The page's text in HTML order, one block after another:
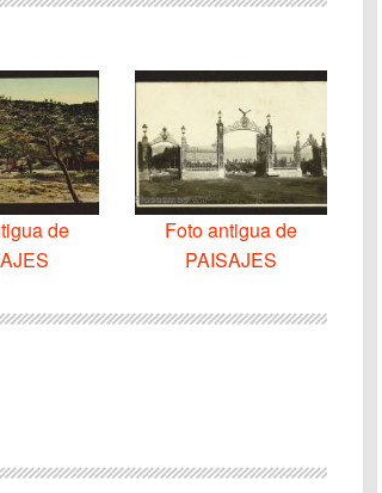
de
Foto antigua de
PAISAJES